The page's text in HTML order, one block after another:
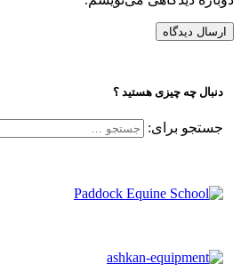
دنبال چه چیزی هستید ؟
جستجو برای: